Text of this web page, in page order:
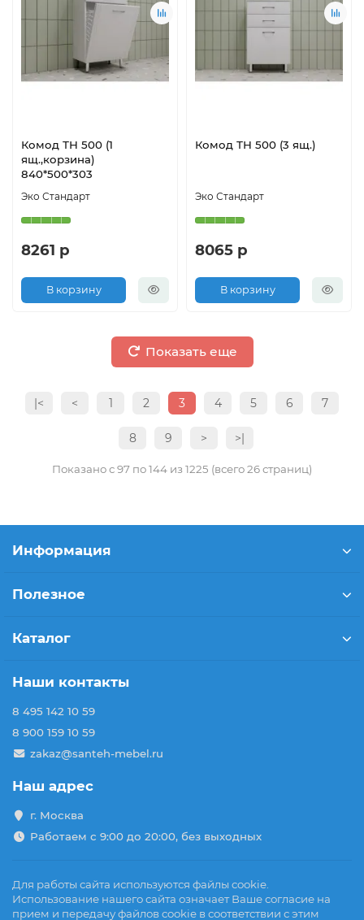
Комод ТН 500 (1
ящ.,корзина)
840*500*303
Эко Стандарт
8261 р
В корзину
Комод ТН 500 (3 ящ.)
Эко Стандарт
8065 р
В корзину
Показать еще
|< < 1 2 3 4 5 6 7
8 9 > >|
Показано с 97 по 144 из 1225 (всего 26 страниц)
Информация
Полезное
Каталог
Наши контакты
8 495 142 10 59
8 900 159 10 59
zakaz@santeh-mebel.ru
Наш адрес
г. Москва
Работаем с 9:00 до 20:00, без выходных
Для работы сайта используются файлы cookie.
Использование нашего сайта означает Ваше согласие на
прием и передачу файлов cookie в соответствии с этим